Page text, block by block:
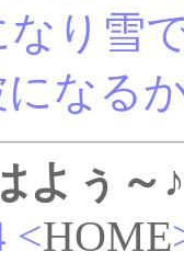
り雪
なる
よぅ～♪
<HOME